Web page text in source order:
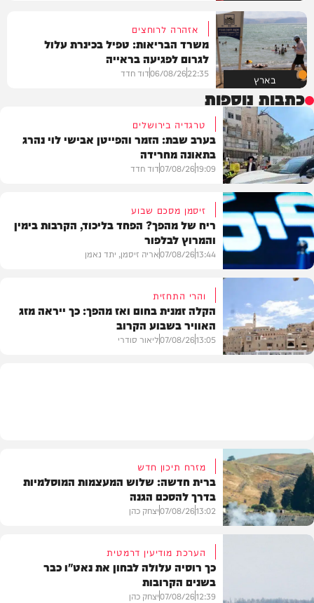
בארץ
אזהרה לרוחצים
משרד הבריאות: טפיל בכינרת עלול
לגרום לפגיעה בראייה
22:35
06/08/26דוד חדד
כתבות נוספות
בארץ
טרגדיה בירושלים
בערב שבת: הזמר והפייטן אבישי לוי נהרג
בתאונה מחרידה
19:09
07/08/26דוד חדד
פוליטי
זיסמן מסכם שבוע
ריח של מהפך? הפחד בליכוד, הקרבות בימין
והמרוץ לבלפור
13:44
07/08/26אריה זיסמן, יתד נאמן
והרי התחזית
הקלה זמנית בחום ואז מהפך: כך ייראה מזג
האוויר בשבוע הקרוב
13:05
07/08/26ליאור סודרי
מזרח תיכון חדש
ברית חדשה: שלוש המעצמות המוסלמיות
בדרך להסכם הגנה
13:02
07/08/26יצחק כהן
הערכת מודיעין דרמטית
כך רוסיה עלולה לבחון את נאט"ו כבר
בשנים הקרובות
12:39
07/08/26יצחק כהן